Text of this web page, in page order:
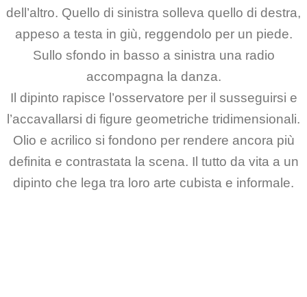
dell’altro. Quello di sinistra solleva quello di destra,
appeso a testa in giù, reggendolo per un piede.
Sullo sfondo in basso a sinistra una radio
accompagna la danza.
Il dipinto rapisce l’osservatore per il susseguirsi e
l’accavallarsi di figure geometriche tridimensionali.
Olio e acrilico si fondono per rendere ancora più
definita e contrastata la scena. Il tutto da vita a un
dipinto che lega tra loro arte cubista e informale.